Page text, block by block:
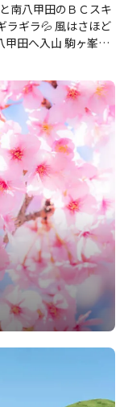
南八甲田のＢＣスキ
ギラ💦 風はさほど
田へ入山 駒ヶ峯を
櫛ヶ峯で青森市
峯と更には猿倉岳ま
滑降⛷️ 楽しい山行、
痛になる予感😅 来週
十和田市民の家♨️31